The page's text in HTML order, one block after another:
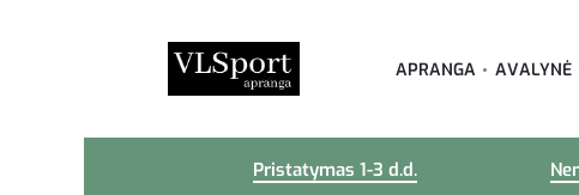
APRANGA AVALYNĖ
Pristatymas 1-3 d.d.